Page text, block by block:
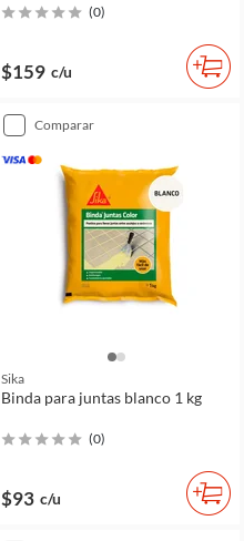
(0)
$159 c/u
comparar
Sika
Binda para juntas blanco 1 kg
(0)
$93 c/u